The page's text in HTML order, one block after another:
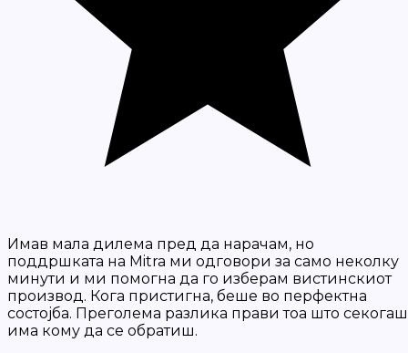
Имав мала дилема пред да нарачам, но
поддршката на Mitra ми одговори за само неколку
минути и ми помогна да го изберам вистинскиот
производ. Кога пристигна, беше во перфектна
состојба. Преголема разлика прави тоа што секогаш
има кому да се обратиш.